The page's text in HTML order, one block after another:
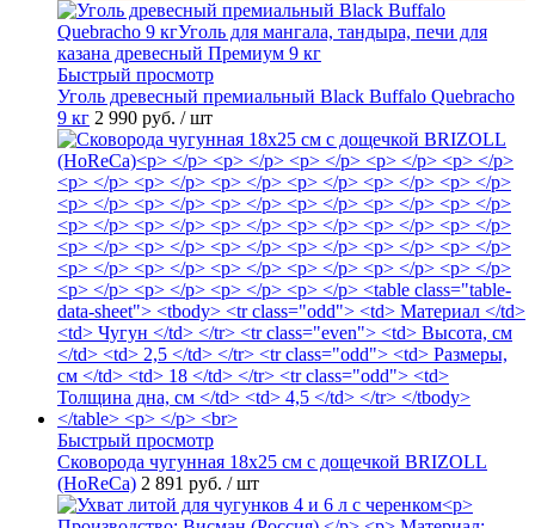
Быстрый просмотр
Уголь древесный премиальный Black Buffalo Quebracho
9 кг 2 990 руб. / шт
Быстрый просмотр
Сковорода чугунная 18х25 см с дощечкой BRIZOLL
(HoReCa) 2 891 руб. / шт